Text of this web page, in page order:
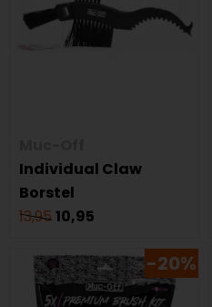
Individual Claw
Borstel
13,9510,95
-20%